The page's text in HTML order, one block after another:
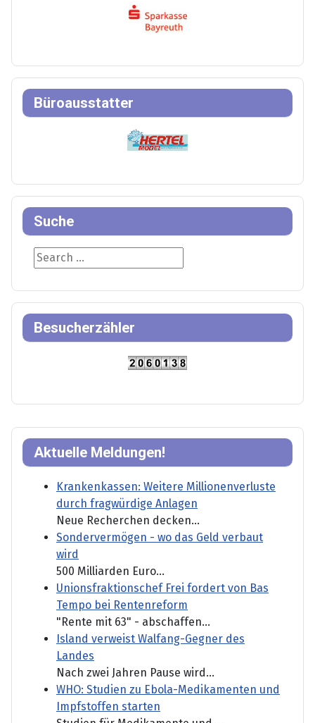
Aktuelle Meldungen!
Krankenkassen: Weitere Millionenverluste
durch fragwürdige Anlagen
Neue Recherchen decken...
Sondervermögen - wo das Geld verbaut
wird
500 Milliarden Euro...
Unionsfraktionschef Frei fordert von Bas
Tempo bei Rentenreform
"Rente mit 63" - abschaffen...
Island verweist Walfang-Gegner des
Landes
Nach zwei Jahren Pause wird...
WHO: Studien zu Ebola-Medikamenten und
Impfstoffen starten
Büroausstatter
Suche
Suche
Besucherzähler